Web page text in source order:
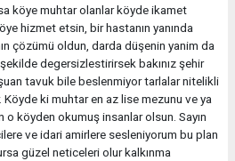
köye muhtar olanlar köyde ikamet
hizmet etsin, bir hastanın yanında
çözümü oldun, darda düşenin yanim da
degersizlestirirsek bakınız şehir
tavuk bile beslenmiyor tarlalar nitelikli
Köyde ki muhtar en az lise mezunu ve ya
köyden okumuş insanlar olsun. Sayın
ve idari amirlere sesleniyorum bu plan
güzel neticeleri olur kalkınma